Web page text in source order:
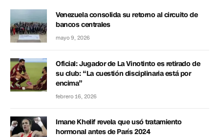
Venezuela consolida su retorno al circuito de
bancos centrales
mayo 9, 2026
Oficial: Jugador de La Vinotinto es retirado de
su club: “La cuestión disciplinaria está por
encima”
febrero 16, 2026
Imane Khelif revela que usó tratamiento
hormonal antes de París 2024